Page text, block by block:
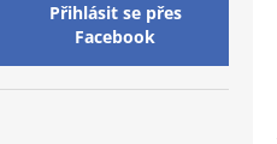
Přihlásit se přes
Facebook